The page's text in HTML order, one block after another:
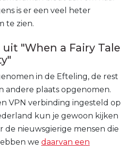
is er een veel heter
te zien.
"When a Fairy Tale
in de Efteling, de rest
andere plaats opgenomen.
VPN verbinding ingesteld op
kun je gewoon kijken
de nieuwsgierige mensen die
we daarvan een